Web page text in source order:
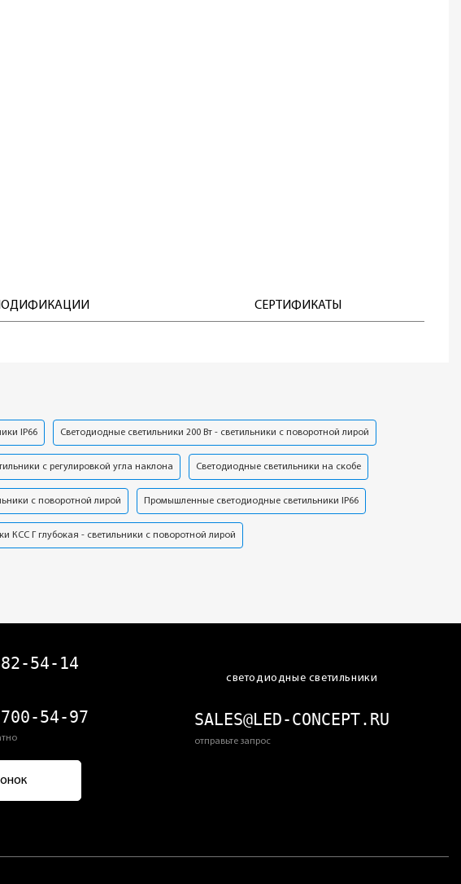
СЕРТИФИКАТЫ
IP66 Светодиодные светильники 200 Вт - светильники с поворотной лирой
с регулировкой угла наклона Светодиодные светильники на скобе
с поворотной лирой Промышленные светодиодные светильники IP66
КСС Г глубокая - светильники с поворотной лирой
54-14
54-97
светодиодные светильники
SALES@LED-CONCEPT.RU
отправьте запрос